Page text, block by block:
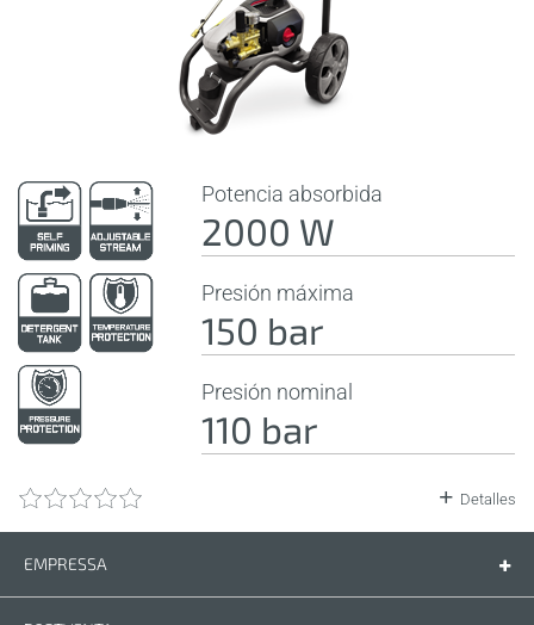
Potencia absorbida
2000 W
Presión máxima
150 bar
Presión nominal
110 bar
Detalles
EMPRESSA